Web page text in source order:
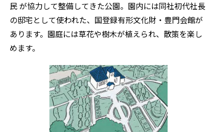
民 が協力して整備してきた公園。園内には同社初代社長
の邸宅として使われた、国登録有形文化財・豊門会館が
あります。園庭には草花や樹木が植えられ、散策を楽し
めます。